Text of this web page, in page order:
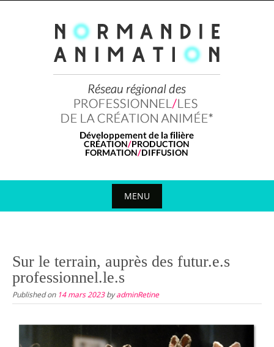
MENU
content
Sur le terrain, auprès des futur.e.s
professionnel.le.s
Published on 14 mars 2023byadminRetine